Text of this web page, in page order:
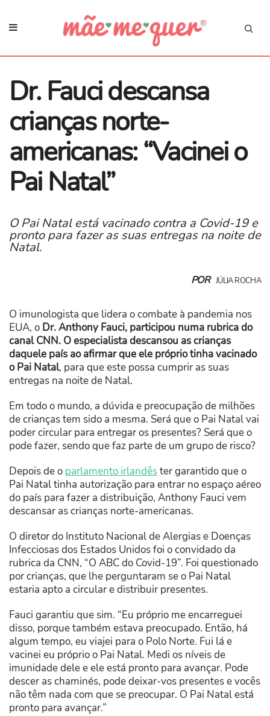
Dr. Fauci descansa
crianças norte-
americanas: “Vacinei o
Pai Natal”
O Pai Natal está vacinado contra a Covid-19 e
pronto para fazer as suas entregas na noite de
Natal.
POR JÚLIA ROCHA
O imunologista que lidera o combate à pandemia nos
EUA, o Dr. Anthony Fauci, participou numa rubrica do
canal CNN. O especialista descansou as crianças
daquele país ao afirmar que ele próprio tinha vacinado
o Pai Natal, para que este possa cumprir as suas
entregas na noite de Natal.
Em todo o mundo, a dúvida e preocupação de milhões
de crianças tem sido a mesma. Será que o Pai Natal vai
poder circular para entregar os presentes? Será que o
pode fazer, sendo que faz parte de um grupo de risco?
Depois de o parlamento irlandêster garantido que o
Pai Natal tinha autorização para entrar no espaço aéreo
do país para fazer a distribuição, Anthony Fauci vem
descansar as crianças norte-americanas.
O diretor do Instituto Nacional de Alergias e Doenças
Infecciosas dos Estados Unidos foi o convidado da
rubrica da CNN, “O ABC do Covid-19”. Foi questionado
por crianças, que lhe perguntaram se o Pai Natal
estaria apto a circular e distribuir presentes.
Fauci garantiu que sim. “Eu próprio me encarreguei
disso, porque também estava preocupado. Então, há
algum tempo, eu viajei para o Polo Norte. Fui lá e
vacinei eu próprio o Pai Natal. Medi os níveis de
imunidade dele e ele está pronto para avançar. Pode
descer as chaminés, pode deixar-vos presentes e vocês
não têm nada com que se preocupar. O Pai Natal está
pronto para avançar.”